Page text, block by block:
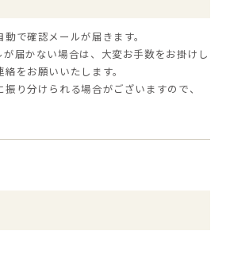
で確認メールが届きます。
が届かない場合は、大変お手数をお掛けし
をお願いいたします。
り分けられる場合がございますので、